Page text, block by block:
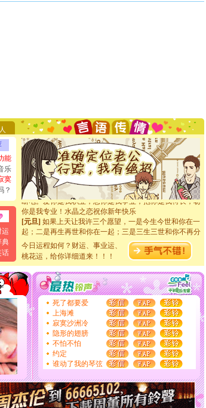
能
乐
寞
？
运
典
话
要平安！千万要知足！千万不要忘记我！
[圣诞节]不只这样的日子才会想起你,而是这样的日子才
能正大光明地骚扰你,告诉你,圣诞要快乐!新年要快乐!天
天都要快乐噢!
[圣诞节]奉上一颗祝福的心,在这个特别的日子里,愿幸福,
如意,快乐,鲜花,一切美好的祝愿与你同在.圣诞快乐!
[元旦]看到你我会触电；看不到你我要充电；没有你我会
断电。爱你是我职业，想你是我事业，抱你是我特长，吻
你是我专业！水晶之恋祝你新年快乐
[元旦]如果上天让我许三个愿望，一是今生今世和你在一
起；二是再生再世和你在一起；三是三生三世和你不再分
离。水晶之恋祝你新年快乐
[元旦]当我狠下心扭头离去那一刻，你在我身后无助地哭
泣，这痛楚让我明白我多么爱你。我转身抱住你：这猪不
卖了。水晶之恋祝你新年快乐。
[春节]风柔雨润好月圆，半岛铁盒伴身边，每日尽显开心
颜！冬去春来似水如烟，劳碌人生需尽欢！听一曲轻歌，
道一声平安！新年吉祥万事如愿
[春节]
传说薰衣草有四片叶子：第一片叶子是信仰，第二
片叶子是希望，第三片叶子是爱情，第四片叶子是幸运。
送你一棵薰衣草，愿你新年快乐！
[圣诞节]
圣诞节到了，想想没什么送给你的，又不打算给
你太多，只有给你五千万：千万快乐！千万要健康！千万
要平安！千万要知足！千万不要忘记我！
[圣诞节]不只这样的日子才会想起你,而是这样的日子才
能正大光明地骚扰你,告诉你,圣诞要快乐!新年要快乐!天
天都要快乐噢!
[圣诞节]奉上一颗祝福的心,在这个特别的日子里,愿幸福,
今日运程如何？财运、事业运、
桃花运，给你详细道来！！！
死了都要爱
上海滩
寂寞沙洲冷
隐形的翅膀
不怕不怕
约定
谁动了我的琴弦